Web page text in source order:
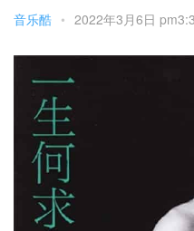
音乐酷 • 2022年3月6日